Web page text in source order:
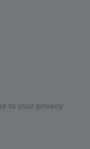
to your privacy